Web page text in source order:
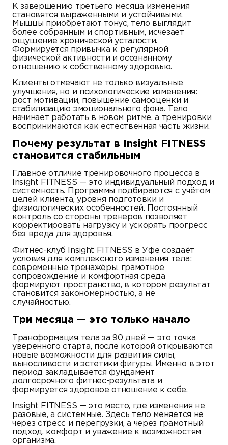
К завершению третьего месяца изменения
становятся выраженными и устойчивыми.
Мышцы приобретают тонус, тело выглядит
более собранным и спортивным, исчезает
ощущение хронической усталости.
Формируется привычка к регулярной
физической активности и осознанному
отношению к собственному здоровью.
Клиенты отмечают не только визуальные
улучшения, но и психологические изменения:
рост мотивации, повышение самооценки и
стабилизацию эмоционального фона. Тело
начинает работать в новом ритме, а тренировки
воспринимаются как естественная часть жизни.
Почему результат в Insight FITNESS
становится стабильным
Главное отличие тренировочного процесса в
Insight FITNESS — это индивидуальный подход и
системность. Программы подбираются с учётом
целей клиента, уровня подготовки и
физиологических особенностей. Постоянный
контроль со стороны тренеров позволяет
корректировать нагрузку и ускорять прогресс
без вреда для здоровья.
Фитнес-клуб Insight FITNESS в Уфе создаёт
условия для комплексного изменения тела:
современные тренажёры, грамотное
сопровождение и комфортная среда
формируют пространство, в котором результат
становится закономерностью, а не
случайностью.
Три месяца — это только начало
Трансформация тела за 90 дней — это точка
уверенного старта, после которой открываются
новые возможности для развития силы,
выносливости и эстетики фигуры. Именно в этот
период закладывается фундамент
долгосрочного фитнес-результата и
формируется здоровое отношение к себе.
Insight FITNESS — это место, где изменения не
разовые, а системные. Здесь тело меняется не
через стресс и перегрузки, а через грамотный
подход, комфорт и уважение к возможностям
организма.